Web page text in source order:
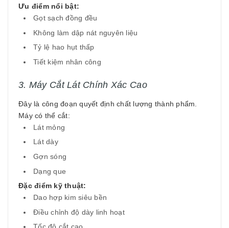
Ưu điểm nổi bật:
Gọt sạch đồng đều
Không làm dập nát nguyên liệu
Tỷ lệ hao hụt thấp
Tiết kiệm nhân công
3. Máy Cắt Lát Chính Xác Cao
Đây là công đoạn quyết định chất lượng thành phẩm.
Máy có thể cắt:
Lát mỏng
Lát dày
Gợn sóng
Dạng que
Đặc điểm kỹ thuật:
Dao hợp kim siêu bền
Điều chỉnh độ dày linh hoạt